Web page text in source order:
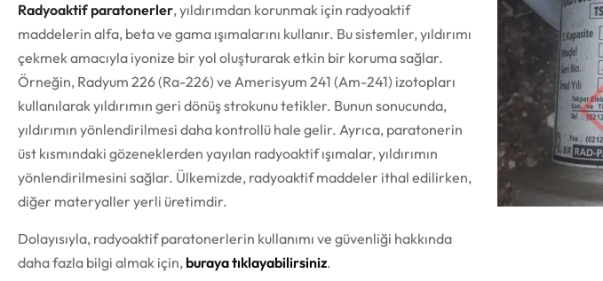
Radyoaktif paratonerler, yıldırımdan korunmak için radyoaktif
maddelerin alfa, beta ve gama ışımalarını kullanır. Bu sistemler, yıldırımı
çekmek amacıyla iyonize bir yol oluşturarak etkin bir koruma sağlar.
Örneğin, Radyum 226 (Ra-226) ve Amerisyum 241 (Am-241) izotopları
kullanılarak yıldırımın geri dönüş strokunu tetikler. Bunun sonucunda,
yıldırımın yönlendirilmesi daha kontrollü hale gelir. Ayrıca, paratonerin
üst kısmındaki gözeneklerden yayılan radyoaktif ışımalar, yıldırımın
yönlendirilmesini sağlar. Ülkemizde, radyoaktif maddeler ithal edilirken,
diğer materyaller yerli üretimdir.
Dolayısıyla, radyoaktif paratonerlerin kullanımı ve güvenliği hakkında
daha fazla bilgi almak için, buraya tıklayabilirsiniz.